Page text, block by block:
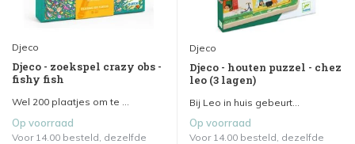
Djeco
Djeco - zoekspel crazy obs -
fishy fish
Wel 200 plaatjes om te ...
Op voorraad
Voor 14.00 besteld, dezelfde
Djeco
Djeco - houten puzzel - chez
leo (3 lagen)
Bij Leo in huis gebeurt...
Op voorraad
Voor 14.00 besteld, dezelfde